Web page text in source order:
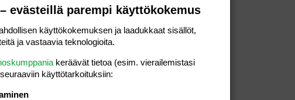
#8
Mut kannattas pikkuhiljaa jo siitä
evästeillä parempi käyttökokemus
käyttökokemuksen ja laadukkaat sisällöt,
ja vastaavia teknologioita.
keräävät tietoa (esim. vierailemis­tasi
käyttötarkoituksiin: